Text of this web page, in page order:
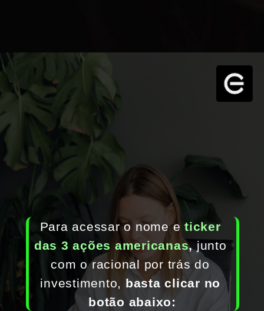
Para acessar o nome e ticker
das 3 ações americanas, junto
com o racional por trás do
investimento, basta clicar no
botão abaixo: